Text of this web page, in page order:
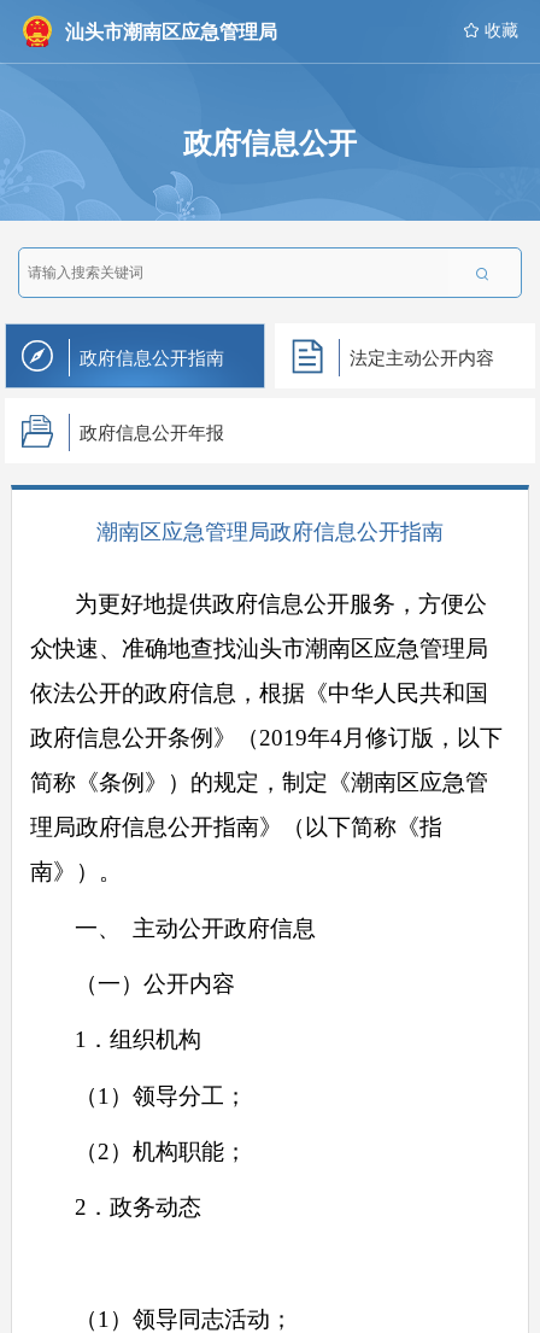
汕头市潮南区应急管理局  收藏
政府信息公开

政府信息公开指南 法定主动公开内容
政府信息公开年报
潮南区应急管理局政府信息公开指南
为更好地提供政府信息公开服务，方便公
众快速、准确地查找汕头市潮南区应急管理局
依法公开的政府信息，根据《中华人民共和国
政府信息公开条例》（2019年4月修订版，以下
简称《条例》）的规定，制定《潮南区应急管
理局政府信息公开指南》（以下简称《指
南》）。
一、 主动公开政府信息
（一）公开内容
1．组织机构
（1）领导分工；
（2）机构职能；
2．政务动态
（1）领导同志活动；